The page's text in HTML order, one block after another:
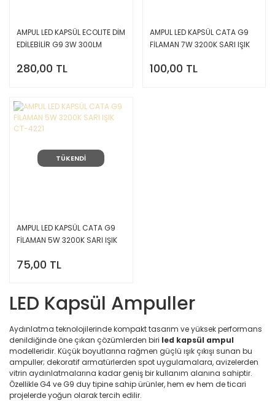
AMPUL LED KAPSÜL ECOLITE DİM
EDİLEBİLİR G9 3W 300LM
280,00 TL
AMPUL LED KAPSÜL CATA G9
FİLAMAN 7W 3200K SARI IŞIK
100,00 TL
TÜKENDİ
AMPUL LED KAPSÜL CATA G9
FİLAMAN 5W 3200K SARI IŞIK
75,00 TL
LED Kapsül Ampuller
Aydınlatma teknolojilerinde kompakt tasarım ve yüksek performans
denildiğinde öne çıkan çözümlerden biri led kapsül ampul
modelleridir. Küçük boyutlarına rağmen güçlü ışık çıkışı sunan bu
ampuller; dekoratif armatürlerden spot uygulamalara, avizelerden
vitrin aydınlatmalarına kadar geniş bir kullanım alanına sahiptir.
Özellikle G4 ve G9 duy tipine sahip ürünler, hem ev hem de ticari
projelerde yoğun olarak tercih edilir.